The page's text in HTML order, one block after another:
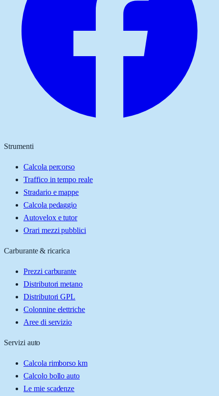
Strumenti
Calcola percorso
Traffico in tempo reale
Stradario e mappe
Calcola pedaggio
Autovelox e tutor
Orari mezzi pubblici
Carburante & ricarica
Prezzi carburante
Distributori metano
Distributori GPL
Colonnine elettriche
Aree di servizio
Servizi auto
Calcola rimborso km
Calcolo bollo auto
Le mie scadenze